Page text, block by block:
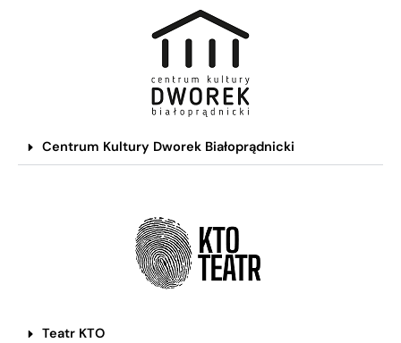
Centrum Kultury Dworek Białoprądnicki
Teatr KTO